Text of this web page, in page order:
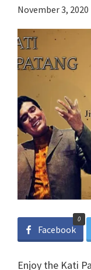
November 3, 2020
Facebook
0
Enjoy the Kati